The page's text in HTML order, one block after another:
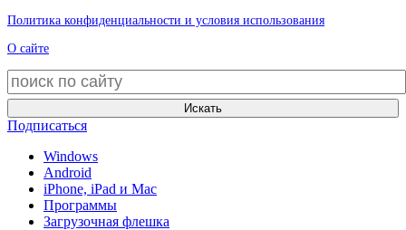
Политика конфиденциальности и условия использования
О сайте
Искать
Подписаться
Windows
Android
iPhone, iPad и Mac
Программы
Загрузочная флешка